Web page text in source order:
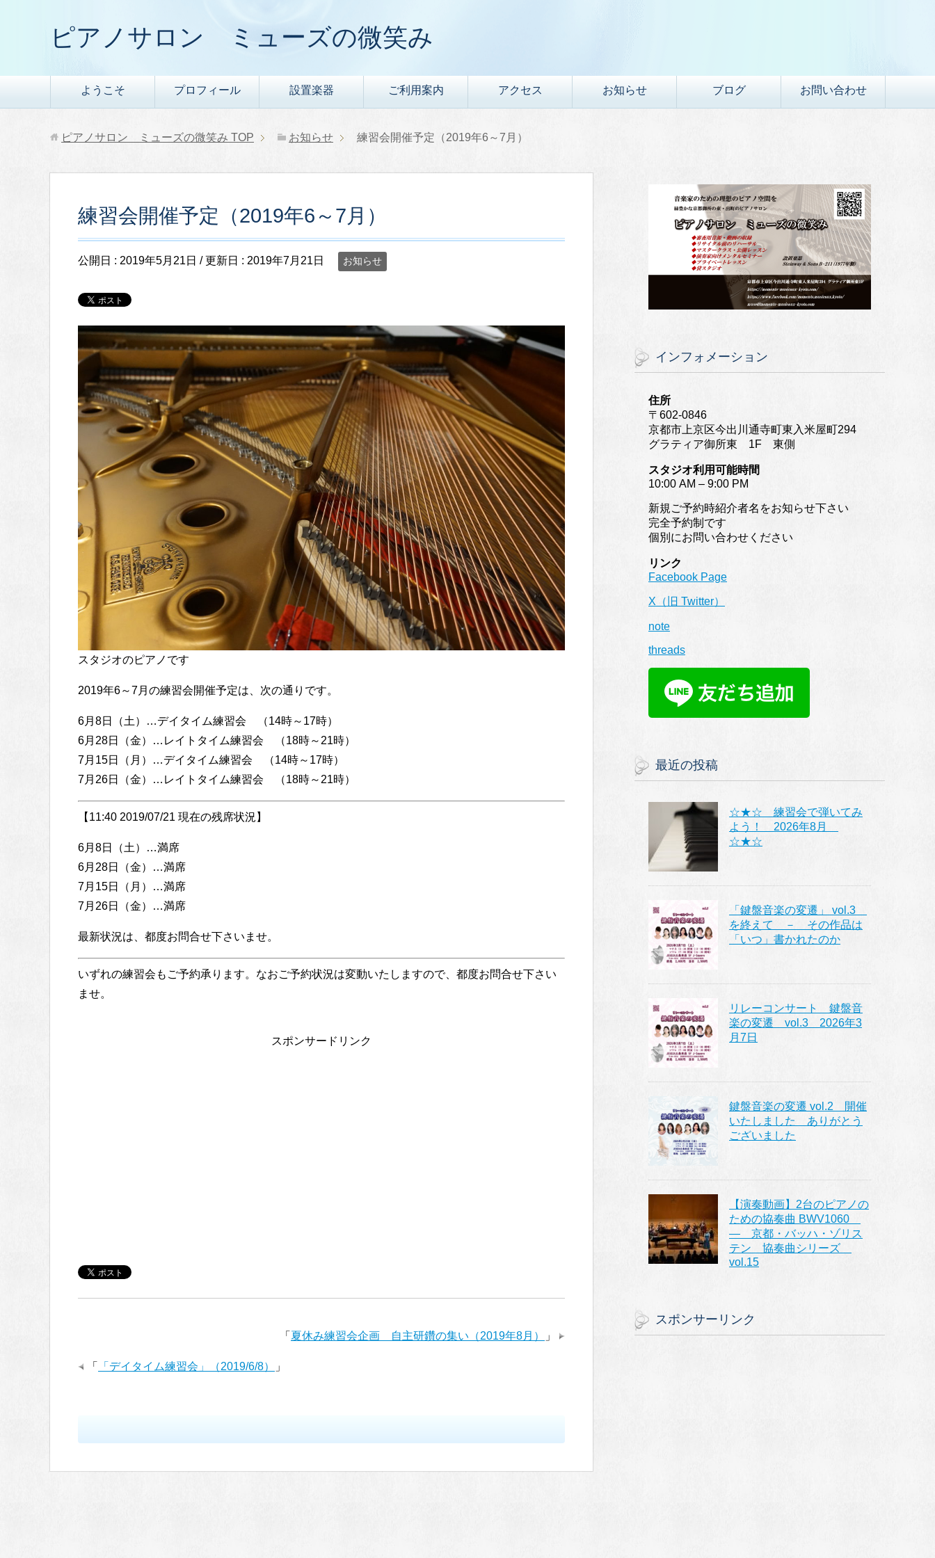
ピアノサロン ミューズの微笑み
ようこそ プロフィール 設置楽器 ご利用案内 アクセス お知らせ ブログ お問い合わせ
ピアノサロン ミューズの微笑み TOP お知らせ 練習会開催予定（2019年6～7月）
練習会開催予定（2019年6～7月）
公開日 : 2019年5月21日 / 更新日 : 2019年7月21日 お知らせ
スタジオのピアノです
2019年6～7月の練習会開催予定は、次の通りです。
6月8日（土）…デイタイム練習会 （14時～17時）
6月28日（金）…レイトタイム練習会 （18時～21時）
7月15日（月）…デイタイム練習会 （14時～17時）
7月26日（金）…レイトタイム練習会 （18時～21時）
【11:40 2019/07/21 現在の残席状況】
6月8日（土）…満席
6月28日（金）…満席
7月15日（月）…満席
7月26日（金）…満席
最新状況は、都度お問合せ下さいませ。
いずれの練習会もご予約承ります。なおご予約状況は変動いたしますので、都度お問合せ下さい
ませ。
スポンサードリンク
「 夏休み練習会企画 自主研鑽の集い（2019年8月） 」
「 「デイタイム練習会」（2019/6/8） 」
インフォメーション
住所
〒602-0846
京都市上京区今出川通寺町東入米屋町294
グラティア御所東 1F 東側
スタジオ利用可能時間
10:00 AM – 9:00 PM
新規ご予約時紹介者名をお知らせ下さい
完全予約制です
個別にお問い合わせください
リンク
Facebook Page
X（旧 Twitter）
note
threads
最近の投稿
☆★☆ 練習会で弾いてみ
よう！ 2026年8月
☆★☆
「鍵盤音楽の変遷」 vol.3
を終えて － その作品は
「いつ」書かれたのか
リレーコンサート 鍵盤音
楽の変遷 vol.3 2026年3
月7日
鍵盤音楽の変遷 vol.2 開催
いたしました ありがとう
ございました
【演奏動画】2台のピアノの
ための協奏曲 BWV1060
― 京都・バッハ・ゾリス
テン 協奏曲シリーズ
vol.15
スポンサーリンク